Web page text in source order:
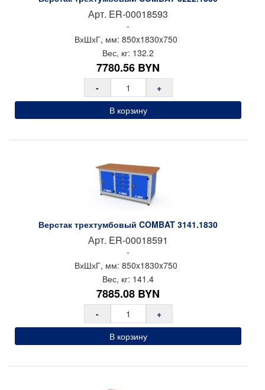
Арт. ER-00018593
-
ВхШхГ, мм: 850x1830x750
Вес, кг: 132.2
7780.56 BYN
-
+
В корзину
Верстак трехтумбовый COMBAT 3141.1830
Арт. ER-00018591
-
ВхШхГ, мм: 850x1830x750
Вес, кг: 141.4
7885.08 BYN
-
+
В корзину